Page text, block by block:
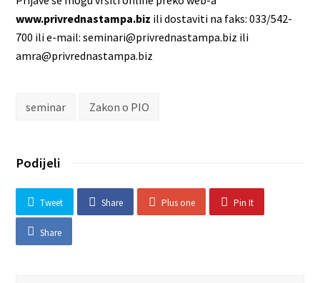
www.privrednastampa.biz ili dostaviti na faks: 033/542-
700 ili e-mail: seminari@privrednastampa.biz ili
amra@privrednastampa.biz
seminar Zakon o PIO
Podijeli
Tweet Share Plus one Pin It
Share